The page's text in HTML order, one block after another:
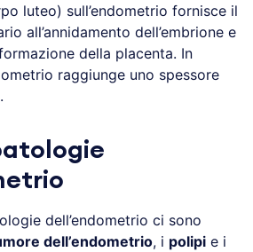
luteo) sull’endometrio fornisce il
all’annidamento dell’embrione e
della placenta. In
raggiunge uno spessore
dell’endometrio ci sono
dell’endometrio, i polipi e i